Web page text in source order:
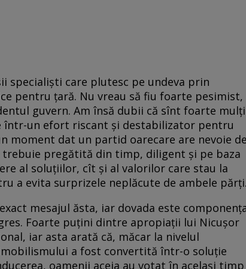
specialiști care plutesc pe undeva prin
pentru țară. Nu vreau să fiu foarte pesimist,
guvern. Am însă dubii că sînt foarte mulți
într-un efort riscant și destabilizator pentru
moment dat un partid oarecare are nevoie de
pregătită din timp, diligent și pe baza
al soluțiilor, cît și al valorilor care stau la
a evita surprizele neplăcute de ambele părți.
mesajul ăsta, iar dovada este
Foarte puțini dintre apropiații lui Ni­cu­șor
iar asta arată că, măcar la nivelul
a fost convertită într-o soluție
oamenii aceia au votat în același timp